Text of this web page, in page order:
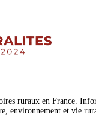
ruraux en France.
environnement et vie